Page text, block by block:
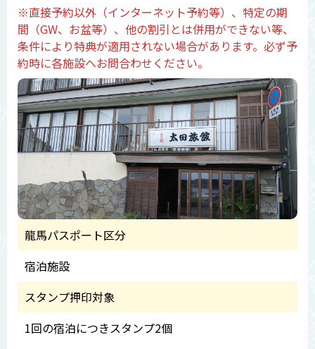
※直接予約以外（インターネット予約等）、特定の期
間（GW、お盆等）、他の割引とは併用ができない等、
条件により特典が適用されない場合があります。必ず予
約時に各施設へお問合わせください。
龍馬パスポート区分
宿泊施設
スタンプ押印対象
1回の宿泊につきスタンプ2個